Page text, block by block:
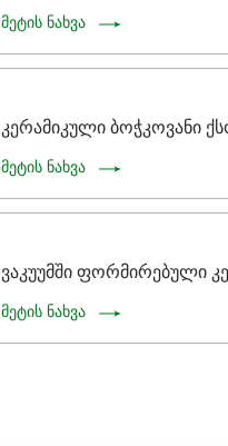
მეტის ნახვა
კერამიკული ბოჭკოვანი
მეტის ნახვა
ვაკუუმში ფორმირებული
მეტის ნახვა